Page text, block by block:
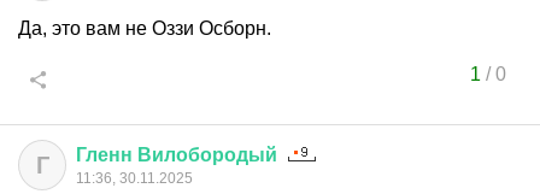
Да, это вам не Оззи Осборн.
1 /0
Г Гленн Вилобородый
11:36, 30.11.2025